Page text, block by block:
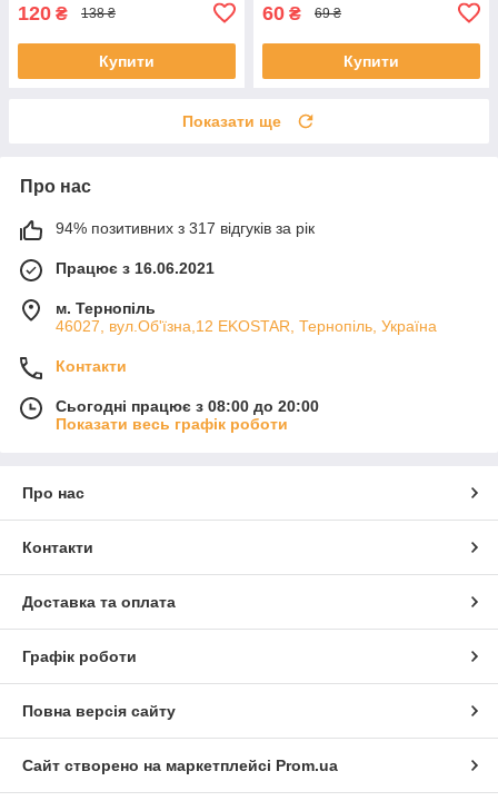
120 ₴ 138 ₴
Купити
60 ₴ 69 ₴
Купити
Показати ще
Про нас
94% позитивних з 317 відгуків за рік
Працює з 16.06.2021
м. Тернопіль
46027, вул.Об'їзна,12 EKOSTAR, Тернопіль, Україна
Контакти
Сьогодні працює з 08:00 до 20:00
Показати весь графік роботи
Про нас
Контакти
Доставка та оплата
Графік роботи
Повна версія сайту
Сайт створено на маркетплейсі Prom.ua